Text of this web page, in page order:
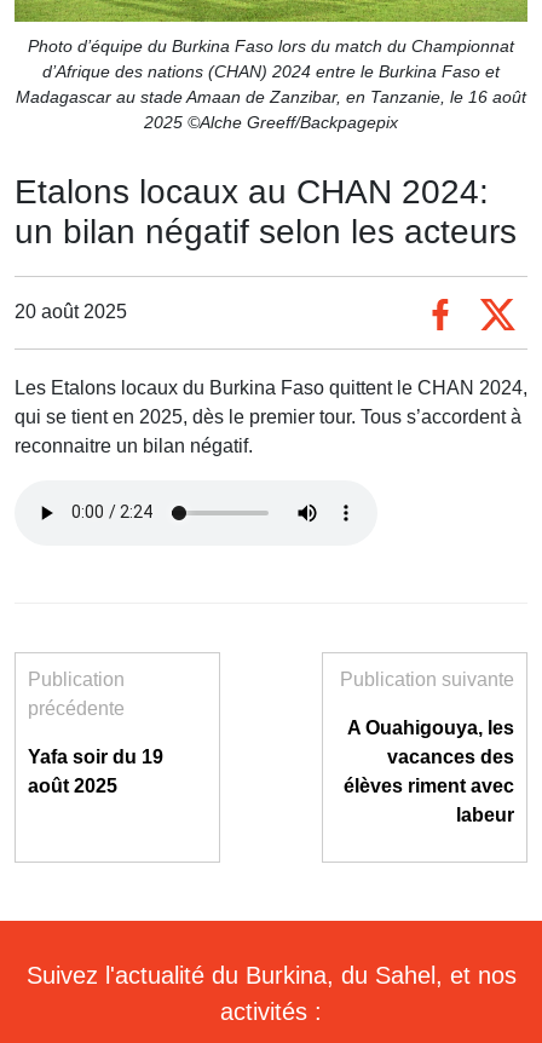
Photo d’équipe du Burkina Faso lors du match du Championnat
d’Afrique des nations (CHAN) 2024 entre le Burkina Faso et
Madagascar au stade Amaan de Zanzibar, en Tanzanie, le 16 août
2025 ©Alche Greeff/Backpagepix
Etalons locaux au CHAN 2024:
un bilan négatif selon les acteurs
20 août 2025
Les Etalons locaux du Burkina Faso quittent le CHAN 2024,
qui se tient en 2025, dès le premier tour. Tous s’accordent à
reconnaitre un bilan négatif.
Publication
précédente
Yafa soir du 19
août 2025
Publication suivante
A Ouahigouya, les
vacances des
élèves riment avec
labeur
Suivez l'actualité du Burkina, du Sahel, et nos
activités :